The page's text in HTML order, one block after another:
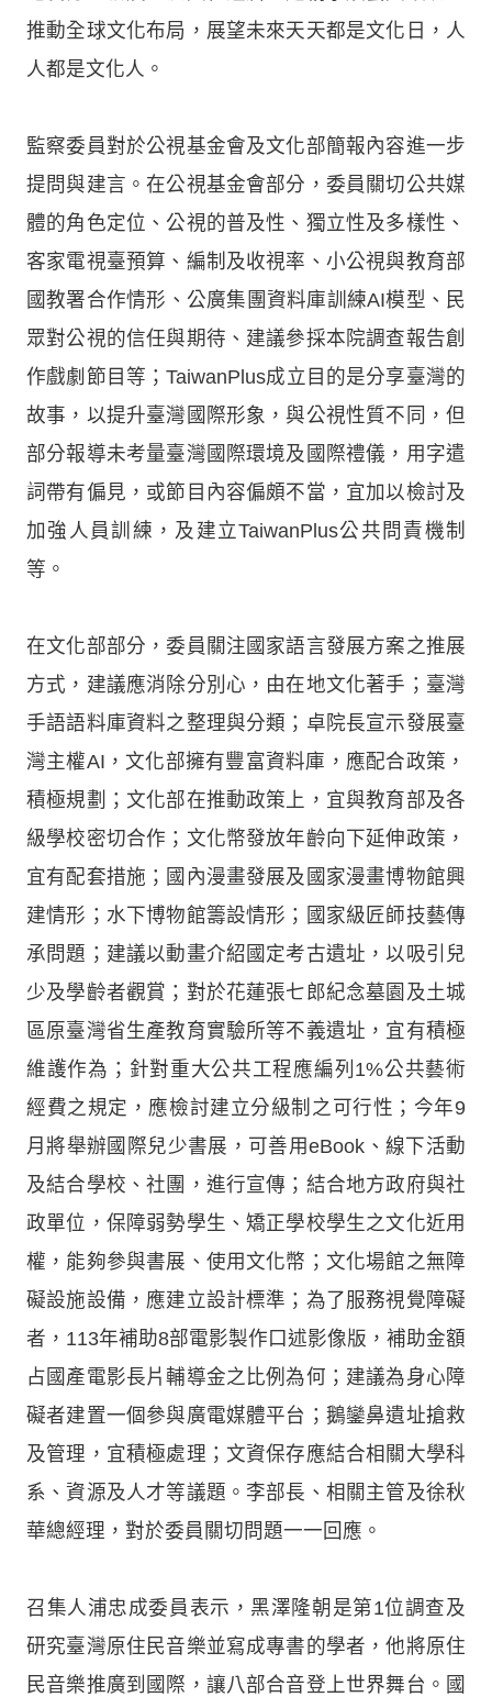
推動全球文化布局，展望未來天天都是文化日，人
人都是文化人。
監察委員對於公視基金會及文化部簡報內容進一步
提問與建言。在公視基金會部分，委員關切公共媒
體的角色定位、公視的普及性、獨立性及多樣性、
客家電視臺預算、編制及收視率、小公視與教育部
國教署合作情形、公廣集團資料庫訓練AI模型、民
眾對公視的信任與期待、建議參採本院調查報告創
作戲劇節目等；TaiwanPlus成立目的是分享臺灣的
故事，以提升臺灣國際形象，與公視性質不同，但
部分報導未考量臺灣國際環境及國際禮儀，用字遣
詞帶有偏見，或節目內容偏頗不當，宜加以檢討及
加強人員訓練，及建立TaiwanPlus公共問責機制
等。
在文化部部分，委員關注國家語言發展方案之推展
方式，建議應消除分別心，由在地文化著手；臺灣
手語語料庫資料之整理與分類；卓院長宣示發展臺
灣主權AI，文化部擁有豐富資料庫，應配合政策，
積極規劃；文化部在推動政策上，宜與教育部及各
級學校密切合作；文化幣發放年齡向下延伸政策，
宜有配套措施；國內漫畫發展及國家漫畫博物館興
建情形；水下博物館籌設情形；國家級匠師技藝傳
承問題；建議以動畫介紹國定考古遺址，以吸引兒
少及學齡者觀賞；對於花蓮張七郎紀念墓園及土城
區原臺灣省生產教育實驗所等不義遺址，宜有積極
維護作為；針對重大公共工程應編列1%公共藝術
經費之規定，應檢討建立分級制之可行性；今年9
月將舉辦國際兒少書展，可善用eBook、線下活動
及結合學校、社團，進行宣傳；結合地方政府與社
政單位，保障弱勢學生、矯正學校學生之文化近用
權，能夠參與書展、使用文化幣；文化場館之無障
礙設施設備，應建立設計標準；為了服務視覺障礙
者，113年補助8部電影製作口述影像版，補助金額
占國產電影長片輔導金之比例為何；建議為身心障
礙者建置一個參與廣電媒體平台；鵝鑾鼻遺址搶救
及管理，宜積極處理；文資保存應結合相關大學科
系、資源及人才等議題。李部長、相關主管及徐秋
華總經理，對於委員關切問題一一回應。
召集人浦忠成委員表示，黑澤隆朝是第1位調查及
研究臺灣原住民音樂並寫成專書的學者，他將原住
民音樂推廣到國際，讓八部合音登上世界舞台。國